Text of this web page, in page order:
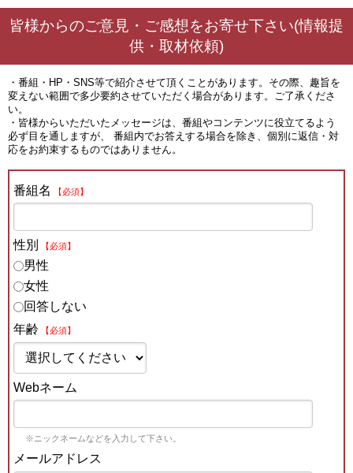
皆様からのご意見・ご感想をお寄せ下さい(情報提
供・取材依頼)
・番組・HP・SNS等で紹介させて頂くことがあります。その際、趣旨を
変えない範囲で多少要約させていただく場合があります。ご了承くださ
い。
・皆様からいただいたメッセージは、番組やコンテンツに役立てるよう
必ず目を通しますが、 番組内でお答えする場合を除き、個別に返信・対
応をお約束するものではありません。
番組名 【必須】
性別 【必須】
男性
女性
回答しない
年齢
【必須】
Webネーム
※ニックネームなどを入力して下さい。
メールアドレス